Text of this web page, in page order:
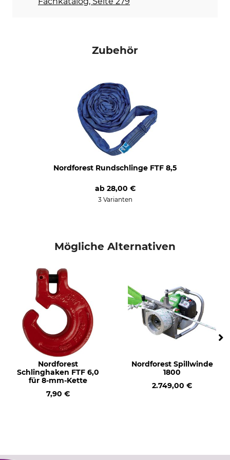
Max. Windenzuglast
Länge
13 t
Zubehör
Nordforest Rundschlinge FTF 8,5
ab 28,00 €
3 Varianten
Mögliche Alternativen
Nordforest
Schlinghaken FTF 6,0
für 8-mm-Kette
7,90 €
Nordforest Spillwinde
1800
2.749,00 €